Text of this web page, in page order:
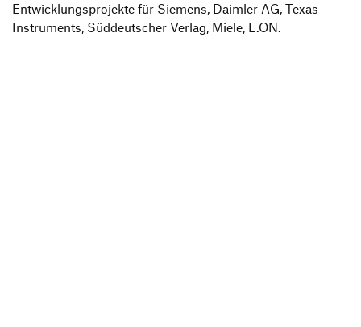
Downloads
Entwicklungsprojekte für Siemens, Daimler AG, Texas
Instruments, Süddeutscher Verlag, Miele, E.ON.